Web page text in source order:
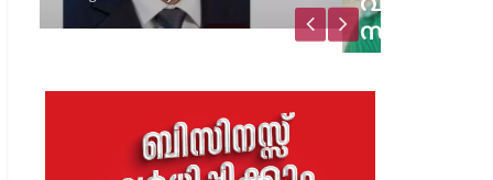
സ്കൂട്ടറിലെ പടക്കം
8 months ago The Journal